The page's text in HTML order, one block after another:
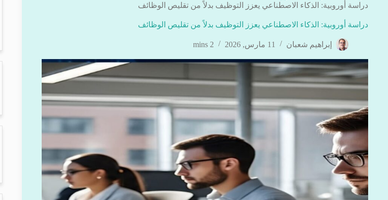
دراسة أوروبية: الذكاء الاصطناعي يعزز التوظيف بدلاً من تقليص الوظائف
دراسة أوروبية: الذكاء الاصطناعي يعزز التوظيف بدلاً من تقليص الوظائف
إبراهيم شعبان 11 مارس, 2026 2 mins